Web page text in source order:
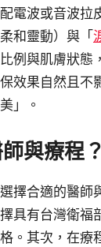
電波或音波拉
和靈動）與「
例與肌膚狀態
效果自然且
」。
與療程
擇合適的醫
具有台灣衛
。其次，在